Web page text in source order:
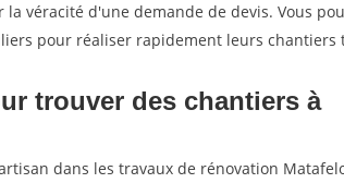
véracité d'une demande de devis. Vous
pour réaliser rapidement leurs chantiers
trouver des chantiers à
dans les travaux de rénovation